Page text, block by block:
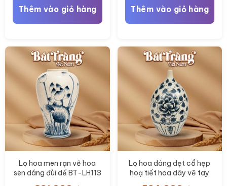
Thêm vào giỏ hàng Thêm vào giỏ hàng
Lọ hoa men rạn vẽ hoa
sen dáng đùi dế BT-LH113
Lọ hoa dáng dẹt cổ hẹp
hoạ tiết hoa dây vẽ tay